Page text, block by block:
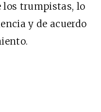
los trumpistas, lo
y de acuerdo